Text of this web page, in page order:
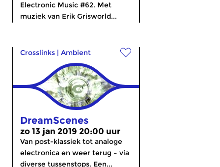
Electronic Music #62. Met
muziek van Erik Grisworld...
Crosslinks | Ambient
DreamScenes
zo 13 jan 2019 20:00 uur
Van post-klassiek tot analoge
electronica en weer terug – via
diverse tussenstops. Een...